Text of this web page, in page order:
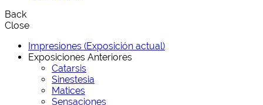
Back
Close
Impresiones (Exposición actual)
Exposiciones Anteriores
Catarsis
Sinestesia
Matices
Sensaciones